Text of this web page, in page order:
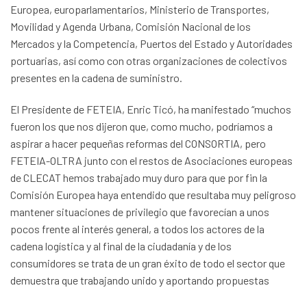
Europea, europarlamentarios, Ministerio de Transportes,
Movilidad y Agenda Urbana, Comisión Nacional de los
Mercados y la Competencia, Puertos del Estado y Autoridades
portuarias, así como con otras organizaciones de colectivos
presentes en la cadena de suministro.
El Presidente de FETEIA, Enric Ticó, ha manifestado “muchos
fueron los que nos dijeron que, como mucho, podríamos a
aspirar a hacer pequeñas reformas del CONSORTIA, pero
FETEIA-OLTRA junto con el restos de Asociaciones europeas
de CLECAT hemos trabajado muy duro para que por fin la
Comisión Europea haya entendido que resultaba muy peligroso
mantener situaciones de privilegio que favorecían a unos
pocos frente al interés general, a todos los actores de la
cadena logística y al final de la ciudadanía y de los
consumidores se trata de un gran éxito de todo el sector que
demuestra que trabajando unido y aportando propuestas